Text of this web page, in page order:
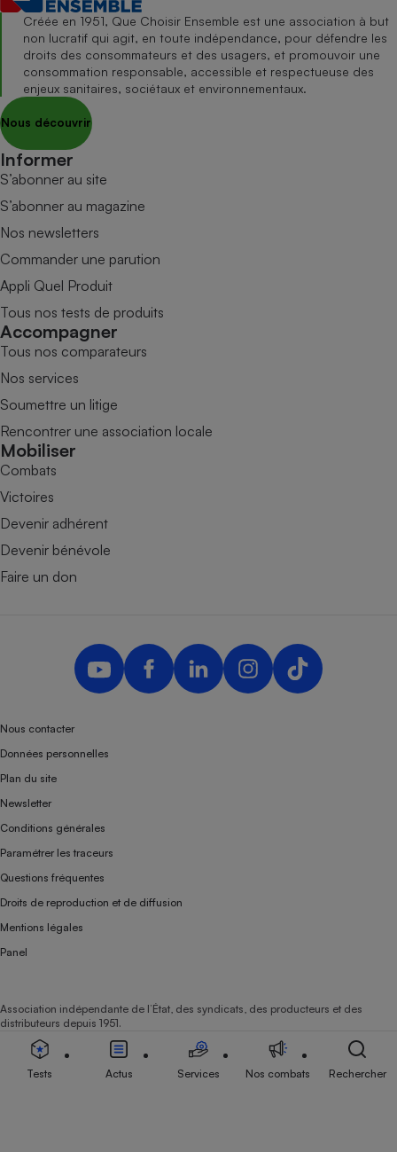
Créée en 1951, Que Choisir Ensemble est une association à but
non lucratif qui agit, en toute indépendance, pour défendre les
droits des consommateurs et des usagers, et promouvoir une
consommation responsable, accessible et respectueuse des
enjeux sanitaires, sociétaux et environnementaux.
Nous découvrir
Informer
S’abonner au site
S’abonner au magazine
Nos newsletters
Commander une parution
Appli Quel Produit
Tous nos tests de produits
Accompagner
Tous nos comparateurs
Nos services
Soumettre un litige
Rencontrer une association locale
Mobiliser
Combats
Victoires
Devenir adhérent
Devenir bénévole
Faire un don
Nous contacter
Données personnelles
Plan du site
Newsletter
Conditions générales
Paramétrer les traceurs
Questions fréquentes
Droits de reproduction et de diffusion
Mentions légales
Panel
Association indépendante de l’État, des syndicats, des producteurs et des
distributeurs depuis 1951.
Tests Actus Services Nos combats Rechercher